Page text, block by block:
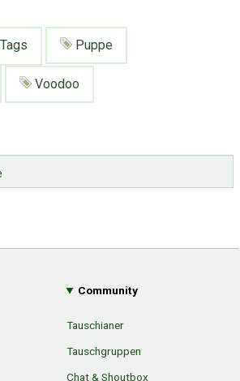
Puppe
Voodoo
Community
Tauschianer
Tauschgruppen
Chat & Shoutbox